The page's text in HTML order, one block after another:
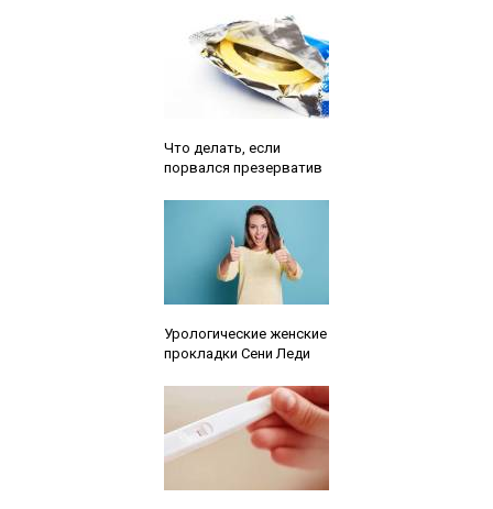
Что делать, если
порвался презерватив
Урологические женские
прокладки Сени Леди